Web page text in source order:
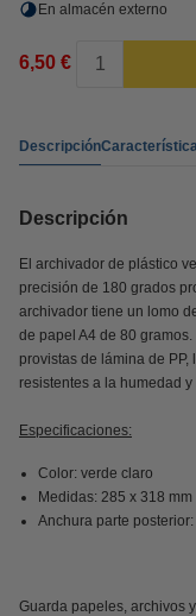
En almacén externo
6,50 €
Descripción
Descripción
El archivador de plástico
precisión de 180 grados
archivador tiene un lomo
de papel A4 de 80
provistas de lámina de
resistentes a la humedad
Especificaciones:
Color: verde claro
Medidas: 285 x 318 mm
Anchura parte posterior:
Guarda papeles, archivos